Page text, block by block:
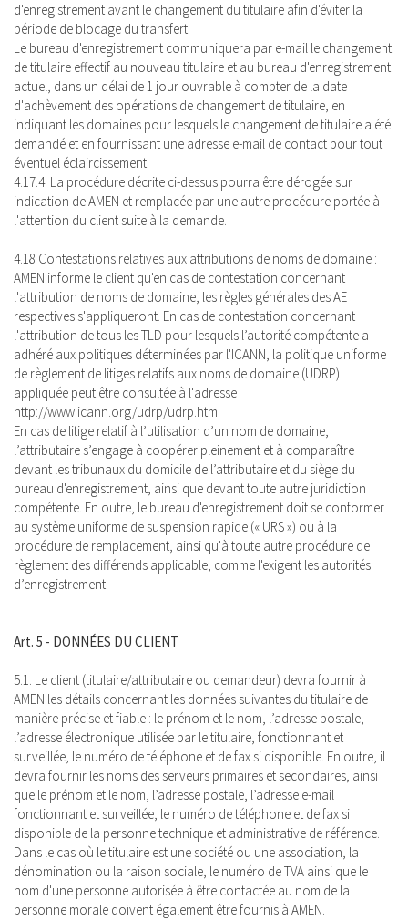
d'enregistrement avant le changement du titulaire afin d'éviter la
période de blocage du transfert.
Le bureau d'enregistrement communiquera par e-mail le changement
de titulaire effectif au nouveau titulaire et au bureau d'enregistrement
actuel, dans un délai de 1 jour ouvrable à compter de la date
d'achèvement des opérations de changement de titulaire, en
indiquant les domaines pour lesquels le changement de titulaire a été
demandé et en fournissant une adresse e-mail de contact pour tout
éventuel éclaircissement.
4.17.4. La procédure décrite ci-dessus pourra être dérogée sur
indication de AMEN et remplacée par une autre procédure portée à
l'attention du client suite à la demande.
4.18 Contestations relatives aux attributions de noms de domaine :
AMEN informe le client qu'en cas de contestation concernant
l'attribution de noms de domaine, les règles générales des AE
respectives s'appliqueront. En cas de contestation concernant
l'attribution de tous les TLD pour lesquels l’autorité compétente a
adhéré aux politiques déterminées par l'ICANN, la politique uniforme
de règlement de litiges relatifs aux noms de domaine (UDRP)
appliquée peut être consultée à l'adresse
http://www.icann.org/udrp/udrp.htm.
En cas de litige relatif à l’utilisation d’un nom de domaine,
l’attributaire s’engage à coopérer pleinement et à comparaître
devant les tribunaux du domicile de l’attributaire et du siège du
bureau d'enregistrement, ainsi que devant toute autre juridiction
compétente. En outre, le bureau d'enregistrement doit se conformer
au système uniforme de suspension rapide (« URS ») ou à la
procédure de remplacement, ainsi qu'à toute autre procédure de
règlement des différends applicable, comme l'exigent les autorités
d’enregistrement.
Art. 5 - DONNÉES DU CLIENT
5.1. Le client (titulaire/attributaire ou demandeur) devra fournir à
AMEN les détails concernant les données suivantes du titulaire de
manière précise et fiable : le prénom et le nom, l’adresse postale,
l’adresse électronique utilisée par le titulaire, fonctionnant et
surveillée, le numéro de téléphone et de fax si disponible. En outre, il
devra fournir les noms des serveurs primaires et secondaires, ainsi
que le prénom et le nom, l’adresse postale, l’adresse e-mail
fonctionnant et surveillée, le numéro de téléphone et de fax si
disponible de la personne technique et administrative de référence.
Dans le cas où le titulaire est une société ou une association, la
dénomination ou la raison sociale, le numéro de TVA ainsi que le
nom d'une personne autorisée à être contactée au nom de la
personne morale doivent également être fournis à AMEN.